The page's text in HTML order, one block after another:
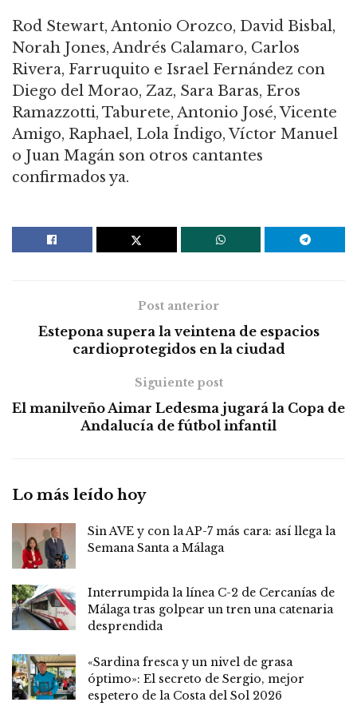
Rod Stewart, Antonio Orozco, David Bisbal,
Norah Jones, Andrés Calamaro, Carlos
Rivera, Farruquito e Israel Fernández con
Diego del Morao, Zaz, Sara Baras, Eros
Ramazzotti, Taburete, Antonio José, Vicente
Amigo, Raphael, Lola Índigo, Víctor Manuel
o Juan Magán son otros cantantes
confirmados ya.
Post anterior
Estepona supera la veintena de espacios
cardioprotegidos en la ciudad
Siguiente post
El manilveño Aimar Ledesma jugará la Copa de
Andalucía de fútbol infantil
Lo más leído hoy
Sin AVE y con la AP-7 más cara: así llega la
Semana Santa a Málaga
Interrumpida la línea C-2 de Cercanías de
Málaga tras golpear un tren una catenaria
desprendida
«Sardina fresca y un nivel de grasa
óptimo»: El secreto de Sergio, mejor
espetero de la Costa del Sol 2026